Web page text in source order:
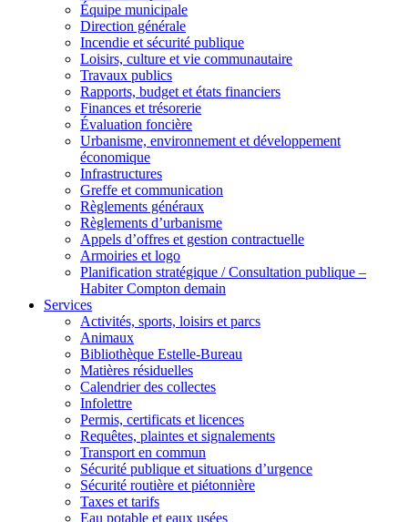
Équipe municipale
Direction générale
Incendie et sécurité publique
Loisirs, culture et vie communautaire
Travaux publics
Rapports, budget et états financiers
Finances et trésorerie
Évaluation foncière
Urbanisme, environnement et développement
économique
Infrastructures
Greffe et communication
Règlements généraux
Règlements d’urbanisme
Appels d’offres et gestion contractuelle
Armoiries et logo
Planification stratégique / Consultation publique –
Habiter Compton demain
Services
Activités, sports, loisirs et parcs
Animaux
Bibliothèque Estelle-Bureau
Matières résiduelles
Calendrier des collectes
Infolettre
Permis, certificats et licences
Requêtes, plaintes et signalements
Transport en commun
Sécurité publique et situations d’urgence
Sécurité routière et piétonnière
Taxes et tarifs
Eau potable et eaux usées